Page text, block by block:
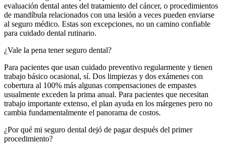
evaluación dental antes del tratamiento del cáncer, o procedimientos
de mandíbula relacionados con una lesión a veces pueden enviarse
al seguro médico. Estas son excepciones, no un camino confiable
para cuidado dental rutinario.
¿Vale la pena tener seguro dental?
Para pacientes que usan cuidado preventivo regularmente y tienen
trabajo básico ocasional, sí. Dos limpiezas y dos exámenes con
cobertura al 100% más algunas compensaciones de empastes
usualmente exceden la prima anual. Para pacientes que necesitan
trabajo importante extenso, el plan ayuda en los márgenes pero no
cambia fundamentalmente el panorama de costos.
¿Por qué mi seguro dental dejó de pagar después del primer
procedimiento?